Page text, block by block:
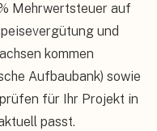
Mehrwertsteuer auf
und
kommen
Aufbaubank) sowie
für Ihr Projekt in
passt.